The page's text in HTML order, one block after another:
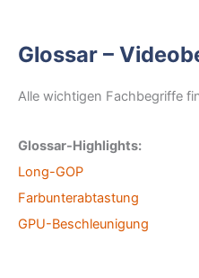
Glossar –
Alle wichtigen Fachbegriffe
Glossar-Highlights:
Long-GOP
Farbunterabtastung
GPU-Beschleunigung